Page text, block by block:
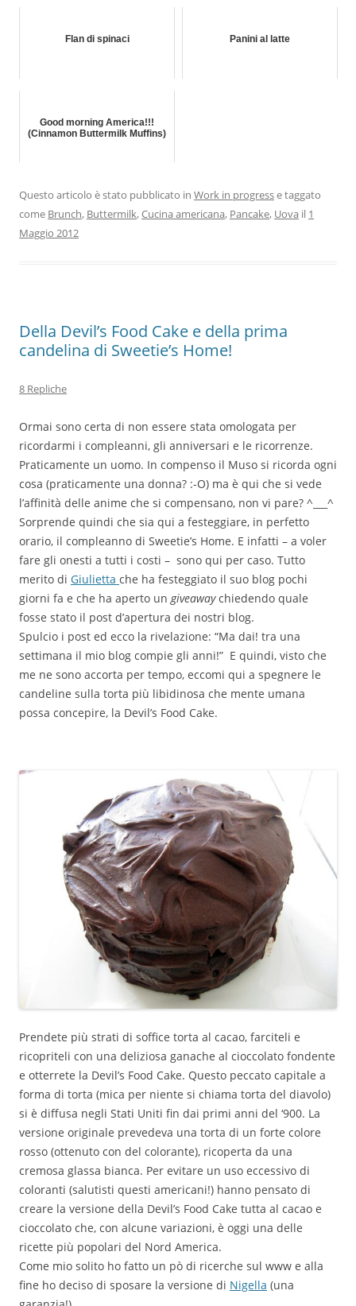
Flan di spinaci Panini al latte
Good morning America!!!
(Cinnamon Buttermilk Muffins)
Questo articolo è stato pubblicato in Work in progresse taggato
come Brunch, Buttermilk,Cucina americana, Pancake, Uova il 1
Maggio 2012
Della Devil’s Food Cake e della prima
candelina di Sweetie’s Home!
8 Repliche
Ormai sono certa di non essere stata omologata per
ricordarmi i compleanni, gli anniversari e le ricorrenze.
Praticamente un uomo. In compenso il Muso si ricorda ogni
cosa (praticamente una donna? :-O) ma è qui che si vede
l’affinità delle anime che si compensano, non vi pare? ^___^
Sorprende quindi che sia qui a festeggiare, in perfetto
orario, il compleanno di Sweetie’s Home. E infatti – a voler
fare gli onesti a tutti i costi – sono qui per caso. Tutto
merito di Giulietta che ha festeggiato il suo blog pochi
giorni fa e che ha aperto ungiveawaychiedendo quale
fosse stato il post d’apertura dei nostri blog.
Spulcio i post ed ecco la rivelazione: “Ma dai! tra una
settimana il mio blog compie gli anni!” E quindi, visto che
me ne sono accorta per tempo, eccomi qui a spegnere le
candeline sulla torta più libidinosa che mente umana
possa concepire, la Devil’s Food Cake.
Prendete più strati di soffice torta al cacao, farciteli e
ricopriteli con una deliziosa ganache al cioccolato fondente
e otterrete la Devil’s Food Cake. Questo peccato capitale a
forma di torta (mica per niente si chiama torta del diavolo)
si è diffusa negli Stati Uniti fin dai primi anni del ‘900. La
versione originale prevedeva una torta di un forte colore
rosso (ottenuto con del colorante), ricoperta da una
cremosa glassa bianca. Per evitare un uso eccessivo di
coloranti (salutisti questi americani!) hanno pensato di
creare la versione della Devil’s Food Cake tutta al cacao e
cioccolato che, con alcune variazioni, è oggi una delle
ricette più popolari del Nord America.
Come mio solito ho fatto un pò di ricerche sul www e alla
fine ho deciso di sposare la versione di Nigella (una